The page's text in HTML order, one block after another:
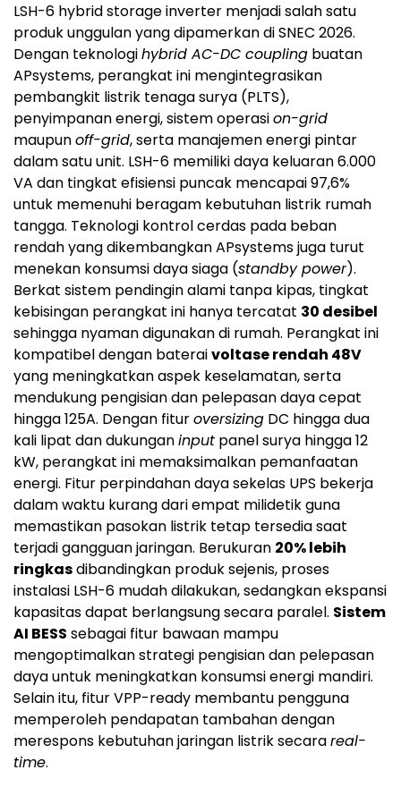
LSH-6 hybrid storage inverter menjadi salah satu
produk unggulan yang dipamerkan di SNEC 2026.
Dengan teknologihybrid AC-DC coupling buatan
APsystems, perangkat ini mengintegrasikan
pembangkit listrik tenaga surya (PLTS),
penyimpanan energi, sistem operasion-grid
maupunoff-grid, serta manajemen energi pintar
dalam satu unit. LSH-6 memiliki daya keluaran 6.000
VA dan tingkat efisiensi puncak mencapai 97,6%
untuk memenuhi beragam kebutuhan listrik rumah
tangga. Teknologi kontrol cerdas pada beban
rendah yang dikembangkan APsystems juga turut
menekan konsumsi daya siaga (standby power).
Berkat sistem pendingin alami tanpa kipas, tingkat
kebisingan perangkat ini hanya tercatat 30 desibel
sehingga nyaman digunakan di rumah. Perangkat ini
kompatibel dengan bateraivoltase rendah 48V
yang meningkatkan aspek keselamatan, serta
mendukung pengisian dan pelepasan daya cepat
hingga 125A. Dengan fituroversizing DC hingga dua
kali lipat dan dukunganinput panel surya hingga 12
kW, perangkat ini memaksimalkan pemanfaatan
energi. Fitur perpindahan daya sekelas UPS bekerja
dalam waktu kurang dari empat milidetik guna
memastikan pasokan listrik tetap tersedia saat
terjadi gangguan jaringan. Berukuran 20% lebih
ringkasdibandingkan produk sejenis, proses
instalasi LSH-6 mudah dilakukan, sedangkan ekspansi
kapasitas dapat berlangsung secara paralel. Sistem
AI BESS sebagai fitur bawaan mampu
mengoptimalkan strategi pengisian dan pelepasan
daya untuk meningkatkan konsumsi energi mandiri.
Selain itu, fitur VPP-ready membantu pengguna
memperoleh pendapatan tambahan dengan
merespons kebutuhan jaringan listrik secarareal-
time.